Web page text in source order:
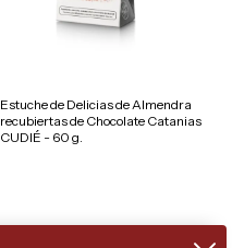
Estuche de Delicias de Almendra
recubiertas de Chocolate Catanias
CUDIÉ - 60 g.